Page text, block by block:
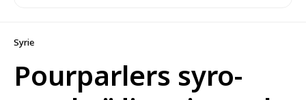
Syrie
Pourparlers syro-